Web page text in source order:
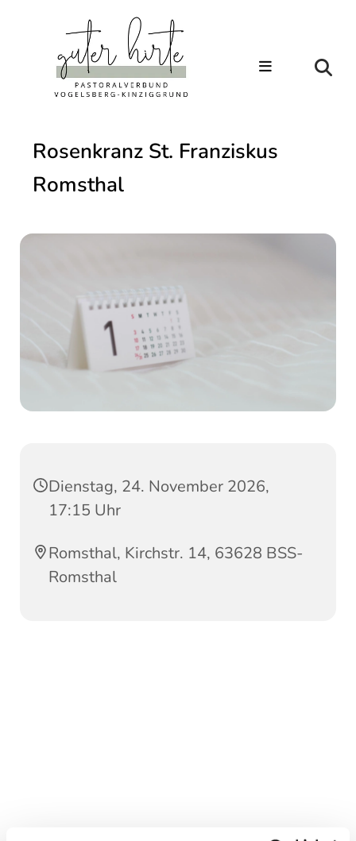
Rosenkranz St. Franziskus
Romsthal
Dienstag, 24. November 2026,
17:15 Uhr
Romsthal, Kirchstr. 14, 63628 BSS-
Romsthal